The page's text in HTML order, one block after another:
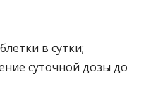
в сутки;
суточной дозы до